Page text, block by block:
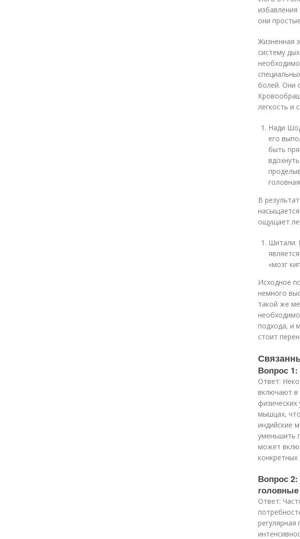
они
Жизненная
систему
болей. Они
легкость и
Нади
его
быть
В
ощущает
Шитали.
«мозг
Исходное
немного
такой же
подхода, и
стоит
Вопрос
Ответ:
включают в
мышцах,
индийские
уменьшить
может
Вопрос
Ответ: